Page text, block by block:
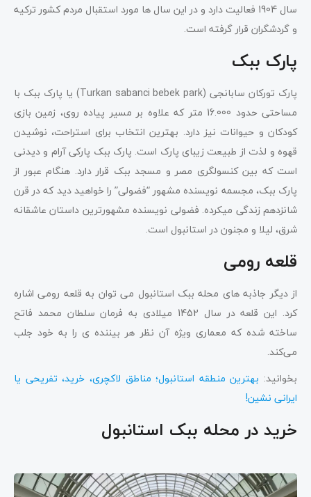
سال 1904 فعالیت دارد و در این سال ها مورد استقبال مردم کشور ترکیه
و گردشگران قرار گرفته است.
پارک ببک
پارک تورکان سابانجی (Turkan sabanci bebek park) یا پارک ببک با
مساحتی حدود 16.000 متر که علاوه بر مسیر پیاده روی، زمین بازی
کودکان و حیوانات نیز دارد. بهترین انتخاب برای استراحت، نوشیدن
قهوه و لذت از طبیعت زیبای پارک است. پارک ببک پارکی آرام و دیدنی
است که بین کنسولگری مصر و مسجد ببک قرار دارد. هنگام عبور از
پارک ببک، مجسمه نویسنده مشهور “فضولی” را خواهید دید که در قرن
شانزدهم زندگی میکرده. فضولی نویسنده مشهورترین داستان عاشقانه
شرق، لیلا و مجنون در استانبول است.
قلعه رومی
از دیگر جاذبه های محله ببک استانبول می توان به قلعه رومی اشاره
کرد. این قلعه در سال 1452 میلادی به فرمان سلطان محمد فاتح
ساخته شده که معماری ویژه آن نظر هر بیننده ی را به خود جلب
می‌کند.
بخوانید: بهترین منطقه استانبول؛ مناطق لاکچری، خرید، تفریحی یا
ایرانی نشین!
خرید در محله ببک استانبول